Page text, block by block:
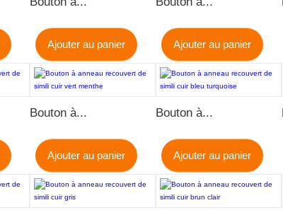
Ajouter au panier Ajouter au panier
Bouton à...
Ajouter au panier
Bouton à...
Ajouter au panier